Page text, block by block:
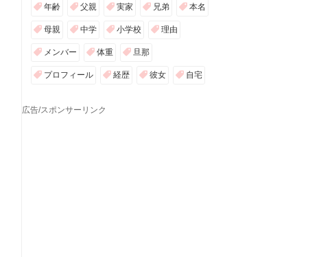
年齢 父親 実家 兄弟 本名
母親 中学 小学校 理由
メンバー 体重 旦那
プロフィール 経歴 彼女 自宅
広告/スポンサーリンク